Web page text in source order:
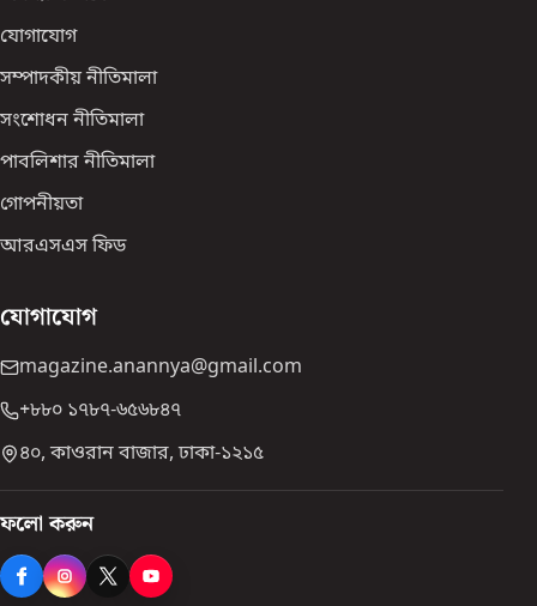
যোগাযোগ
সম্পাদকীয় নীতিমালা
সংশোধন নীতিমালা
পাবলিশার নীতিমালা
গোপনীয়তা
আরএসএস ফিড
যোগাযোগ
magazine.anannya@gmail.com
+৮৮০ ১৭৮৭-৬৫৬৮৪৭
৪০, কাওরান বাজার, ঢাকা-১২১৫
ফলো করুন